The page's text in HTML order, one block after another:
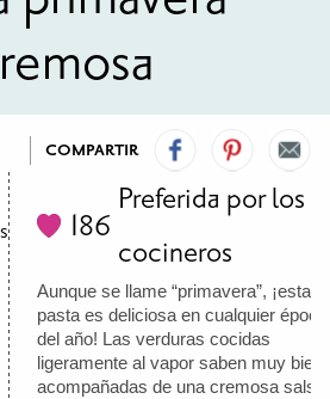
& HOTLINES
HEALTH-CARE PROVIDERS
COMPARTIR
186
Preferida por los
cocineros
Aunque se llame “primavera”, ¡esta
pasta es deliciosa en cualquier época
del año! Las verduras cocidas
ligeramente al vapor saben muy bien
acompañadas de una cremosa salsa